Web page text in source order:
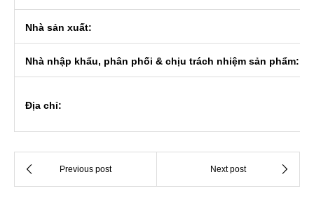
Nhà sản xuất:
Nhà nhập khẩu, phân phối & chịu trách nhiệm sản phẩm:
Địa chỉ: